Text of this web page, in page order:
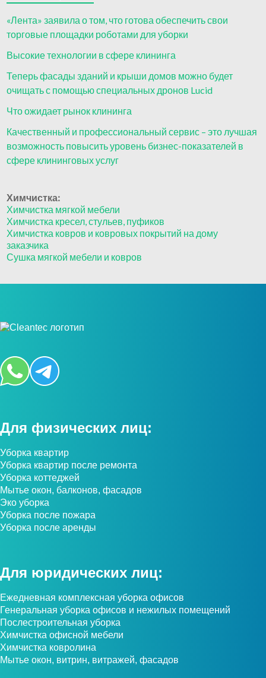
«Лента» заявила о том, что готова обеспечить свои
торговые площадки роботами для уборки
Высокие технологии в сфере клининга
Теперь фасады зданий и крыши домов можно будет
очищать с помощью специальных дронов Lucid
Что ожидает рынок клининга
Качественный и профессиональный сервис – это лучшая
возможность повысить уровень бизнес-показателей в
сфере клининговых услуг
Химчистка:
Химчистка мягкой мебели
Химчистка кресел, стульев, пуфиков
Химчистка ковров и ковровых покрытий на дому
заказчика
Сушка мягкой мебели и ковров
Для физических лиц:
Уборка квартир
Уборка квартир после ремонта
Уборка коттеджей
Мытье окон, балконов, фасадов
Эко уборка
Уборка после пожара
Уборка после аренды
Для юридических лиц:
Ежедневная комплексная уборка офисов
Генеральная уборка офисов и нежилых помещений
Послестроительная уборка
Химчистка офисной мебели
Химчистка ковролина
Мытье окон, витрин, витражей, фасадов